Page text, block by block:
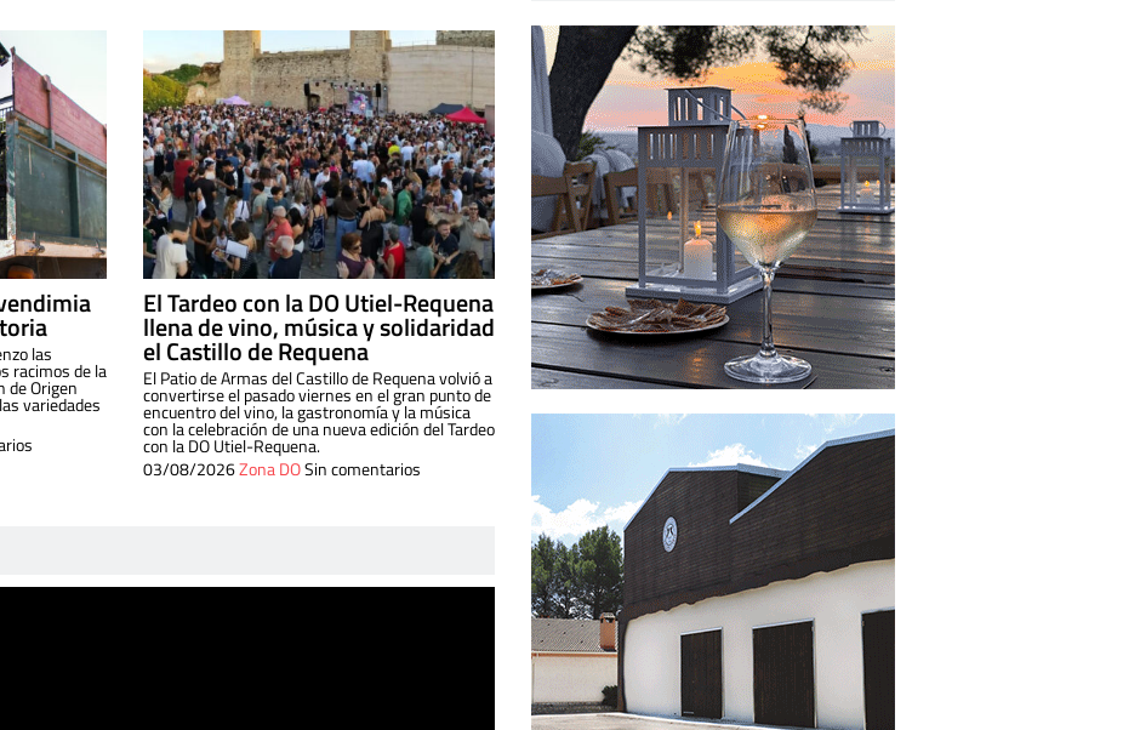
las
racimos de la
de Origen
variedades
El Tardeo con la DO Utiel-Requena
llena de vino, música y solidaridad
el Castillo de Requena
El Patio de Armas del Castillo de Requena volvió a
convertirse el pasado viernes en el gran punto de
encuentro del vino, la gastronomía y la música
con la celebración de una nueva edición del Tardeo
con la DO Utiel-Requena.
03/08/2026Zona DOSin comentarios